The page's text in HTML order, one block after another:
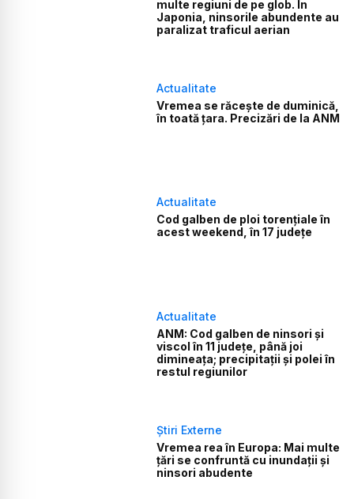
multe regiuni de pe glob. În
Japonia, ninsorile abundente au
paralizat traficul aerian
Actualitate
Vremea se răcește de duminică,
în toată țara. Precizări de la ANM
Actualitate
Cod galben de ploi torențiale în
acest weekend, în 17 județe
Actualitate
ANM: Cod galben de ninsori şi
viscol în 11 judeţe, până joi
dimineaţa; precipitaţii şi polei în
restul regiunilor
Știri Externe
Vremea rea în Europa: Mai multe
țări se confruntă cu inundații și
ninsori abudente